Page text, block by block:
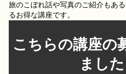
旅のこぼれ話や写真のご紹介もあ
るお得な講座です。
こちらの講座の
ました